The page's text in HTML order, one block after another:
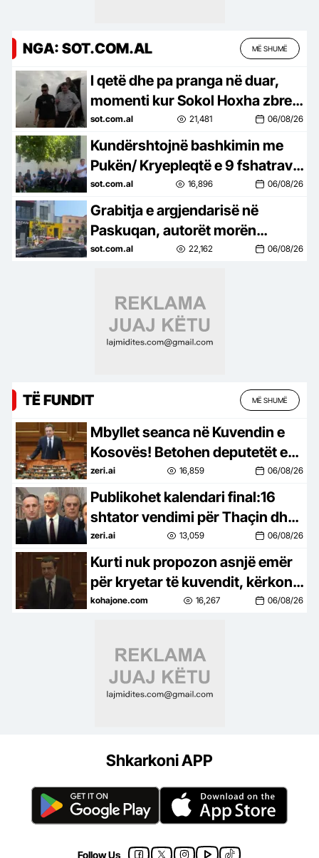
NGA: SOT.COM.AL MË SHUMË
I qetë dhe pa pranga në duar,
momenti kur Sokol Hoxha zbret
në Rinas
sot.com.al 21,481 06/08/26
Kundërshtojnë bashkimin me
Pukën/ Kryepleqtë e 9 fshatrave
të Fushë-Arrëzit, të premten
protestë kundër ‘Territoriales’
sot.com.al 16,896 06/08/26
Grabitja e argjendarisë në
Paskuqan, autorët morën
bizhuteri floriri me vlerë mbi 1.5
sot.com.al 22,162 06/08/26
TË FUNDIT MË SHUMË
Mbyllet seanca në Kuvendin e
Kosovës! Betohen deputetët e
rinj, Kurti s’ka emër për
kryeparlamentarin: Duam kohë
zeri.ai 16,859 06/08/26
Publikohet kalendari final:16
shtator vendimi për Thaçin dhe
4 akuzuarit për pengim të
drejtësisë
zeri.ai 13,059 06/08/26
Kurti nuk propozon asnjë emër
për kryetar të kuvendit, kërkon
kohë për Presidentin e ri
kohajone.com 16,267 06/08/26
Shkarkoni APP
Follow Us